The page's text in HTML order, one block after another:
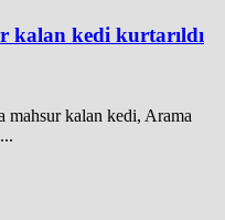
kalan kedi kurtarıldı
mahsur kalan kedi, Arama